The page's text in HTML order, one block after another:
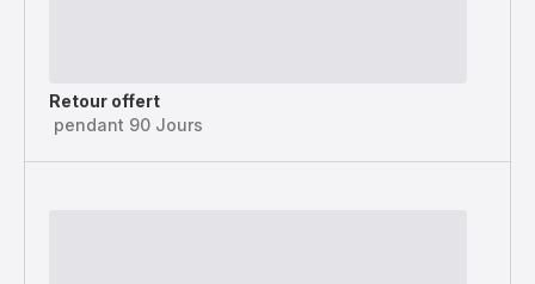
Retour offert
pendant 90 Jours